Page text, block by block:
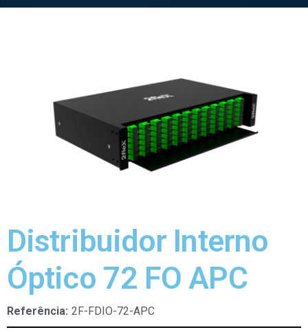
Distribuidor Interno
Óptico 72 FO APC
Referência: 2F-FDIO-72-APC